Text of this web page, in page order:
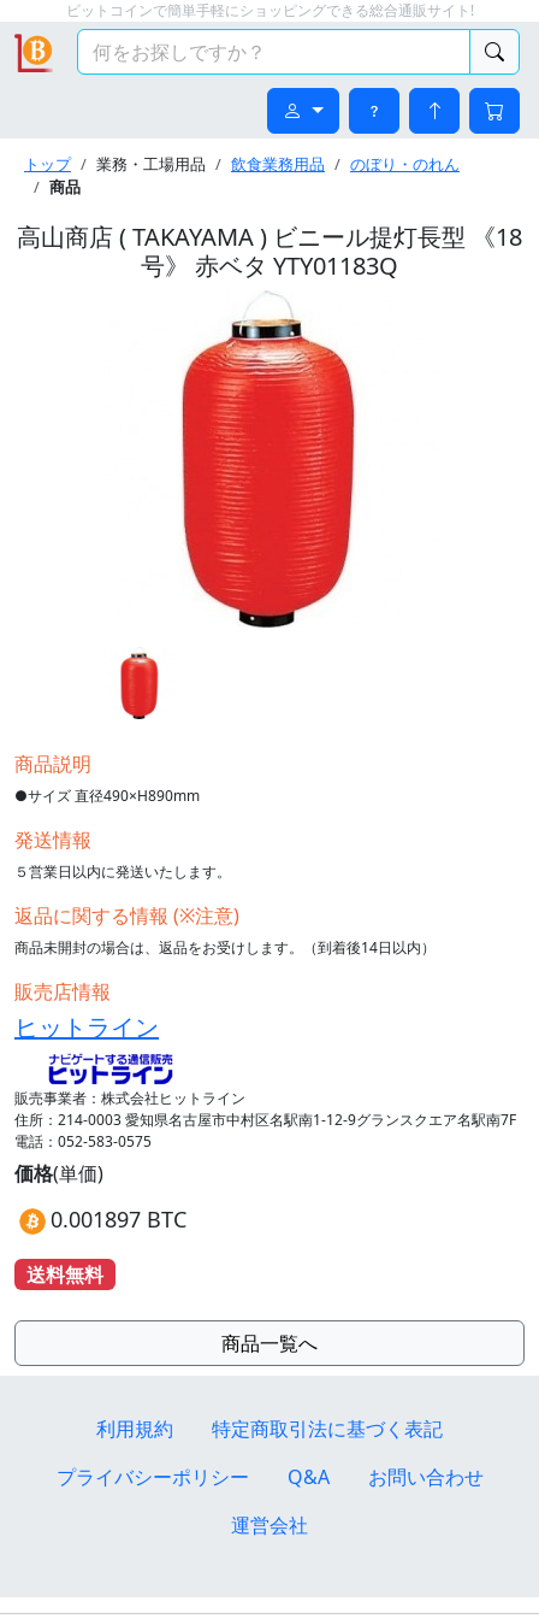
ビットコインで簡単手軽にショッピングできる総合通販サイト!
トップ 業務・工場用品 飲食業務用品
のぼり・のれん
商品
高山商店 ( TAKAYAMA ) ビニール提灯長型 《18
号》 赤ベタ YTY01183Q
商品説明
●サイズ 直径490×H890mm
発送情報
５営業日以内に発送いたします。
返品に関する情報 (※注意)
商品未開封の場合は、返品をお受けします。（到着後14日以内）
販売店情報
ヒットライン
販売事業者：株式会社ヒットライン
住所：214-0003 愛知県名古屋市中村区名駅南1-12-9グランスクエア名駅南7F
電話：052-583-0575
価格(単価)
0.001897 BTC
送料無料
商品一覧へ
利用規約
特定商取引法に基づく表記
プライバシーポリシー
Q&A
お問い合わせ
運営会社